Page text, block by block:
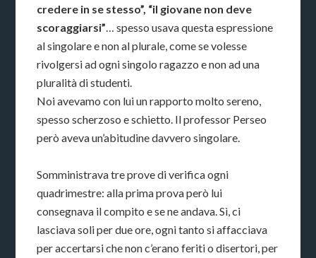
credere in se stesso”, “il giovane non deve
scoraggiarsi” … spesso usava questa espressione
al singolare e non al plurale, come se volesse
rivolgersi ad ogni singolo ragazzo e non ad una
pluralità di studenti.
Noi avevamo con lui un rapporto molto sereno,
spesso scherzoso e schietto. Il professor Perseo
però aveva un’abitudine davvero singolare.
Somministrava tre prove di verifica ogni
quadrimestre: alla prima prova però lui
consegnava il compito e se ne andava. Sì, ci
lasciava soli per due ore, ogni tanto si affacciava
per accertarsi che non c’erano feriti o disertori, per